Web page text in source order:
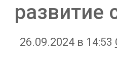
развитие
26.09.2024 в 14:53